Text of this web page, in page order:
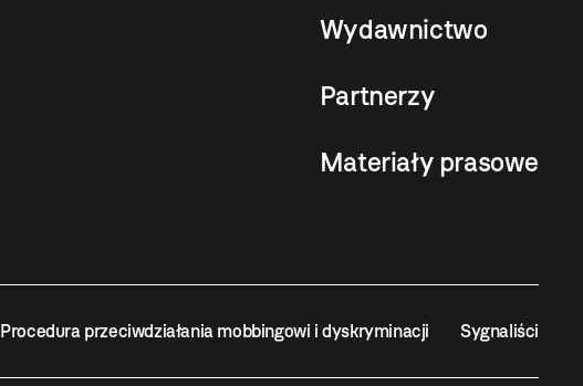
Wydawnictwo
Partnerzy
Materiały prasowe
Procedura przeciwdziałania mobbingowi i dyskryminacji Sygnaliści